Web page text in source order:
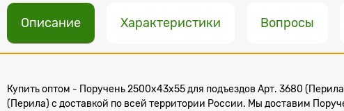
Описание Характеристики Вопросы
Купить оптом - Поручень 2500х43х55 для подъездов Арт. 3680
(Перила) с доставкой по всей территории России. Мы доставим